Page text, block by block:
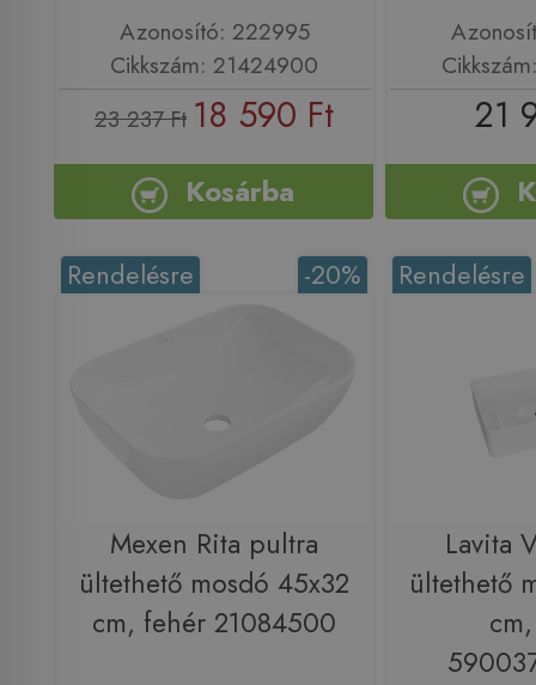
Azonosító: 222995
Cikkszám: 21424900
23 237 Ft 18 590 Ft
Kosárba
21
-20%
Rendelésre
Mexen Rita pultra
ültethető mosdó 45x32
cm, fehér 21084500
Rendelésre
Lavita
ültethető